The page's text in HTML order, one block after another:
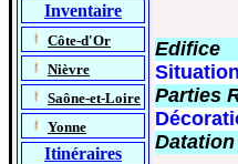
Inventaire
Côte-d'Or
Nièvre
Saône-et-Loire
Yonne
Itinéraires
Edifice
Situation
Parties
Datation